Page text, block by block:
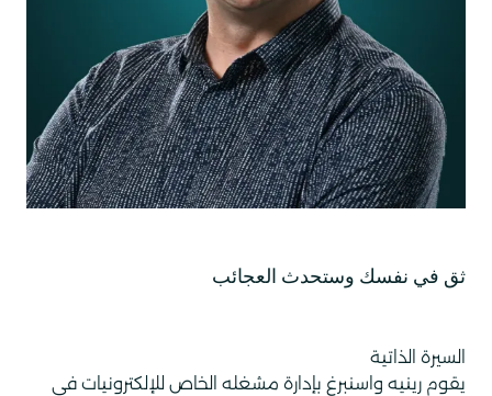
ثق في نفسك وستحدث العجائب
السيرة الذاتية
يقوم رينيه واسنبرغ بإدارة مشغله الخاص للإلكترونيات في